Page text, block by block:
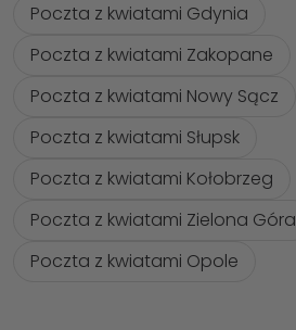
Poczta z kwiatami Gdynia
Poczta z kwiatami Zakopane
Poczta z kwiatami Nowy Sącz
Poczta z kwiatami Słupsk
Poczta z kwiatami Kołobrzeg
Poczta z kwiatami Zielona Góra
Poczta z kwiatami Opole